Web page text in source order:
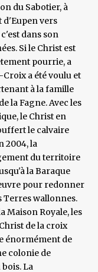
du Sabotier, à
d'Eupen vers
dans son
Si le Christ est
pourrie, a
a été voulu et
à la famille
la Fagne. Avec les
le Christ en
le calvaire
2004, la
du territoire
la Baraque
pour redonner
Terres wallonnes.
Maison Royale, les
de la croix
énormément de
colonie de
La